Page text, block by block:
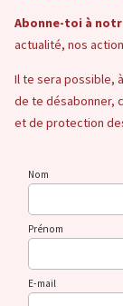
Abonne-toi à
actualité, nos
Il te sera possible,
de te désabonner,
et de protection
Nom
Prénom
E-mail